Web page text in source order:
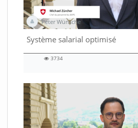
Peter Wünsche
Système salarial optimisé
00:56 duration
3734